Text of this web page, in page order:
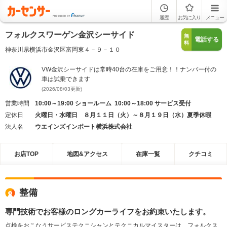
履歴 お気に入り メニュー
フォルクスワーゲン金沢シーサイド
神奈川県横浜市金沢区富岡東４－９－１０
無
料
電話する
VW金沢シーサイドは常時40台の在庫をご用意！！ナンバー付の
車は試乗できます
(2026/08/03更新)
営業時間
10:00～19:00 ショールーム 10:00～18:00 サービス受付
定休日
火曜日・水曜日 ８月１１日（火）～８月１９日（水）夏季休暇
法人名
ウエインズインポート横浜株式会社
お店TOP 地図&アクセス 在庫一覧 クチコミ
整備
専門技術でお客様のロングカーライフをお約束いたします。
点検をおこなうサービステクニシャンとテクニカルマイスターは、フォルクス